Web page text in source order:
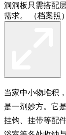
洞洞板只需搭配
需求。 （档案照）
当家中小物堆积
是一剂妙方。它
挂钩、挂带等配